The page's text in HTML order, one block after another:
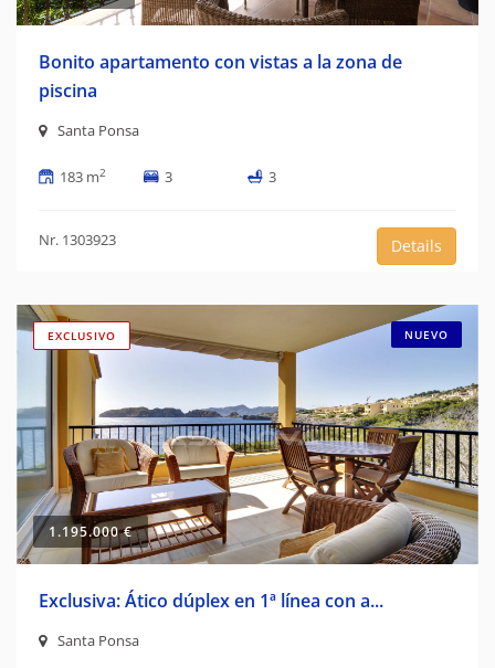
Bonito apartamento con vistas a la zona de
piscina
Santa Ponsa
183 m2 3 3
Nr. 1303923 Details
EXCLUSIVO NUEVO
1.195.000 €
Exclusiva: Ático dúplex en 1ª línea con a...
Santa Ponsa